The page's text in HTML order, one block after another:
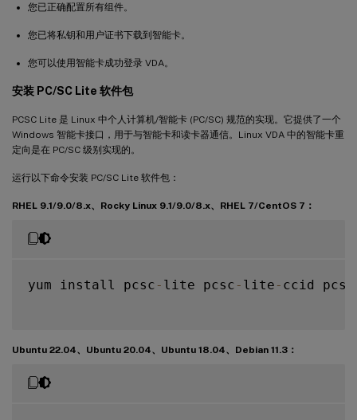
您已正确配置所有组件。
您已将私钥和用户证书下载到智能卡。
您可以使用智能卡成功登录 VDA。
安装 PC/SC Lite 软件包
PCSC Lite 是 Linux 中个人计算机/智能卡 (PC/SC) 规范的实现。它提供了一个
Windows 智能卡接口，用于与智能卡和读卡器通信。Linux VDA 中的智能卡重
定向是在 PC/SC 级别实现的。
运行以下命令安装 PC/SC Lite 软件包：
RHEL 9.1/9.0/8.x、Rocky Linux 9.1/9.0/8.x、RHEL 7/CentOS 7：
yum install pcsc - lite pcsc - lite - ccid pcsc
Ubuntu 22.04、Ubuntu 20.04、Ubuntu 18.04、Debian 11.3：